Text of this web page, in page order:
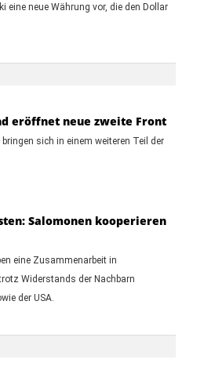
eine neue Währung vor, die den Dollar
eröffnet neue zweite Front
sich in einem weiteren Teil der
Salomonen kooperieren
eine Zusammenarbeit in
Widerstands der Nachbarn
der USA.